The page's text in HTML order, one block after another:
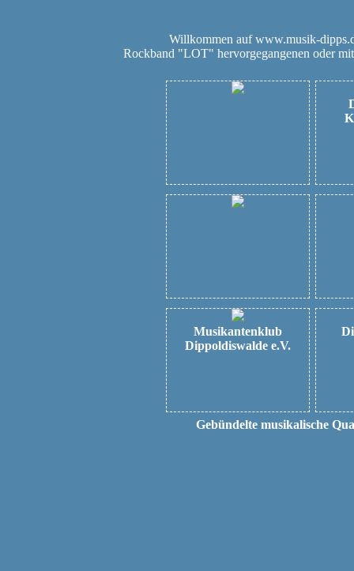
Willkommen auf www.musik-
Rockband "LOT" hervorgegangenen oder
Musikantenklub
Dippoldiswalde e.V.
Gebündelte musikalische